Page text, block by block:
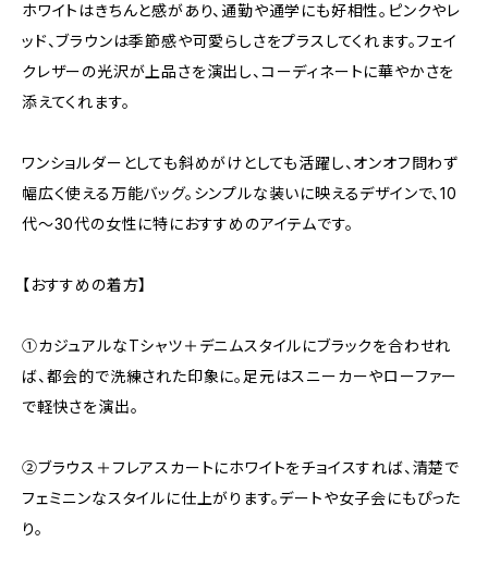
ホワイトはきちんと感があり、通勤や通学にも好相性。ピンクやレ
ッド、ブラウンは季節感や可愛らしさをプラスしてくれます。フェイ
クレザーの光沢が上品さを演出し、コーディネートに華やかさを
添えてくれます。
ワンショルダーとしても斜めがけとしても活躍し、オンオフ問わず
幅広く使える万能バッグ。シンプルな装いに映えるデザインで、10
代～30代の女性に特におすすめのアイテムです。
【おすすめの着方】
①カジュアルなTシャツ＋デニムスタイルにブラックを合わせれ
ば、都会的で洗練された印象に。足元はスニーカーやローファー
で軽快さを演出。
②ブラウス＋フレアスカートにホワイトをチョイスすれば、清楚で
フェミニンなスタイルに仕上がります。デートや女子会にもぴった
り。